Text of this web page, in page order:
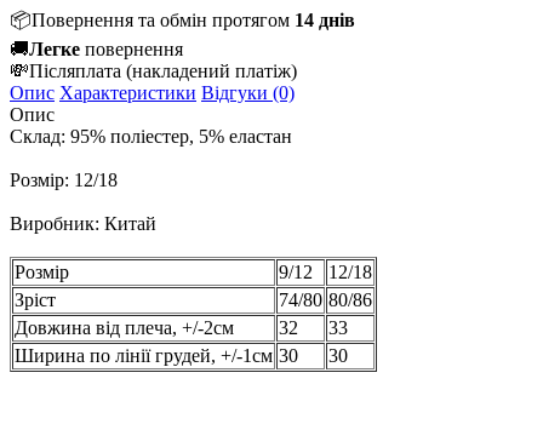
📦Повернення та обмін протягом 14 днів
🚚Легке повернення
💸Післяплата (накладений платіж)
Опис Характеристики Відгуки (0)
Опис
Склад: 95% поліестер, 5% еластан
Розмір: 12/18
Виробник: Китай
Розмір 9/12
12/18
Зріст
74/80 80/86
Довжина від плеча, +/-2см
32
33
Ширина по лінії грудей, +/-1см 30 30